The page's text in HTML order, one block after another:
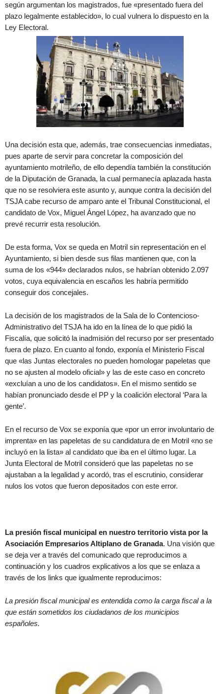
según argumentan los magistrados, fue «presentado fuera del
plazo legalmente establecido», lo cual vulnera lo dispuesto en la
Ley Electoral.
Una decisión esta que, además, trae consecuencias inmediatas,
pues aparte de servir para concretar la composición del
ayuntamiento motrileño, de ello dependía también la constitución
de la Diputación de Granada, la cual permanecía aplazada hasta
que no se resolviera este asunto y, aunque contra la decisión del
TSJA cabe recurso de amparo ante el Tribunal Constitucional, el
candidato de Vox, Miguel Ángel López, ha avanzado que no
prevé recurrir esta resolución.
De esta forma, Vox se queda en Motril sin representación en el
Ayuntamiento, si bien desde sus filas mantienen que, con la
suma de los «944» declarados nulos, se habrían obtenido 2.097
votos, cuya equivalencia en escaños les habría permitido
conseguir dos concejales.
La decisión de los magistrados de la Sala de lo Contencioso-
Administrativo del TSJA ha ido en la línea de lo que pidió la
Fiscalía, que solicitó la inadmisión del recurso por ser presentado
fuera de plazo. En cuanto al fondo, exponía el Ministerio Fiscal
que «las Juntas electorales no pueden homologar papeletas que
no se ajusten al modelo oficial» y las de este caso en concreto
«excluían a uno de los candidatos». En el mismo sentido se
habían pronunciado desde el PP y la coalición electoral ‘Para la
gente’.
En el recurso de Vox se exponía que «por un error involuntario de
imprenta» en las papeletas de su candidatura de en Motril «no se
incluyó en la lista» al candidato que iba en el último lugar. La
Junta Electoral de Motril consideró que las papeletas no se
ajustaban a la legalidad y acordó, tras el escrutinio, considerar
nulos los votos que fueron depositados con este error.
La presión fiscal municipal en nuestro territorio vista por la
Asociación Empresarios Altiplano de Granada. Una visión que
se deja ver a través del comunicado que reproducimos a
continuación y los cuadros explicativos a los que se enlaza a
través de los links que igualmente reproducimos:
La presión fiscal municipal es entendida como la carga fiscal a la
que están sometidos los ciudadanos de los municipios
españoles.